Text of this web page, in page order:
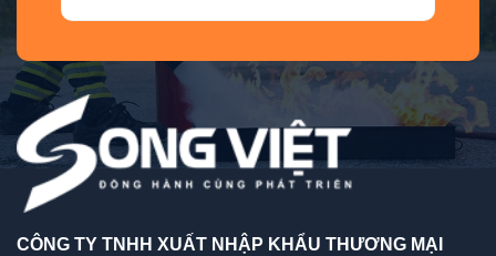
CÔNG TY TNHH XUẤT NHẬP KHẨU THƯƠNG MẠI